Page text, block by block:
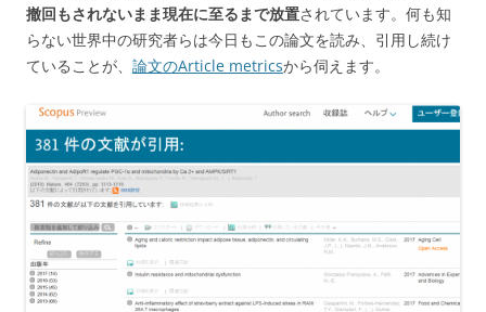
撤回もされないまま現在に至るまで放置されています。何も知
らない世界中の研究者らは今日もこの論文を読み、引用し続け
ていることが、 論文のArticle metricsから伺えます。